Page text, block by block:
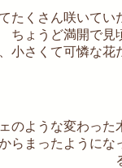
たくさん咲いてい
ちょうど満開で見
小さくて可憐な花
のような変わった
らまったようにな